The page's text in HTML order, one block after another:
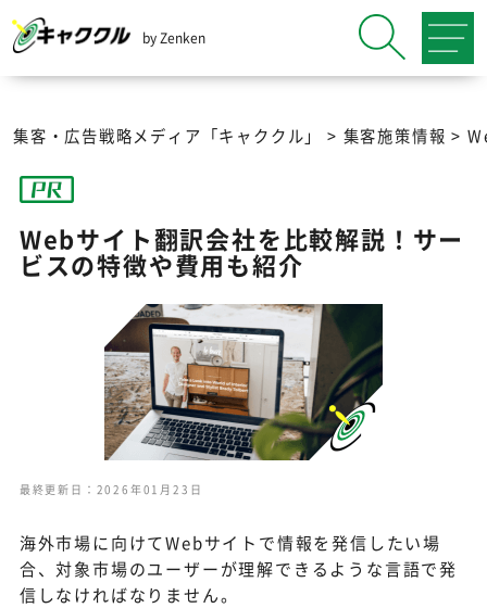
by Zenken
集客・広告戦略メディア「キャククル」 > 集客施策情報 >
Webサイト翻訳会社を比較解説！サー
ビスの特徴や費用も紹介
最終更新日：2026年01月23日
海外市場に向けてWebサイトで情報を発信したい場
合、対象市場のユーザーが理解できるような言語で発
信しなければなりません。